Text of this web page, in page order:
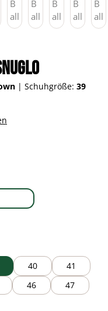
| Schuhgröße: 39
40
41
46
47